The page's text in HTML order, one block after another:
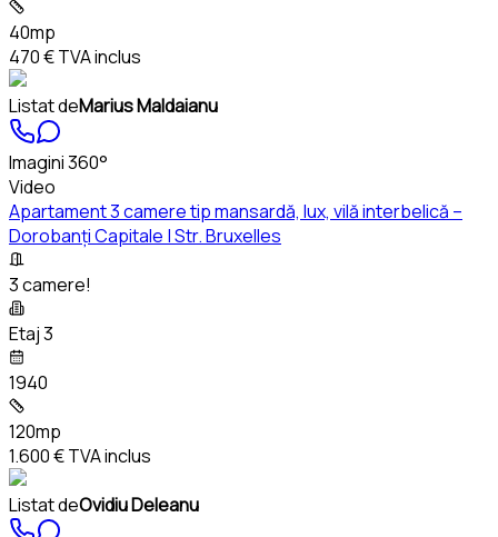
40mp
470 €TVA inclus
Listat deMarius Maldaianu
Imagini 360°
Video
Apartament 3 camere tip mansardă, lux, vilă interbelică –
Dorobanți Capitale | Str. Bruxelles
3 camere!
Etaj 3
1940
120mp
1.600 €TVA inclus
Listat deOvidiu Deleanu